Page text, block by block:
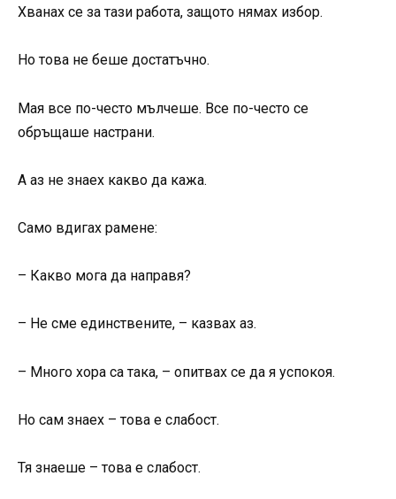
Хванах се за тази работа, защото нямах избор.
Но това не беше достатъчно.
Мая все по-често мълчеше. Все по-често се
обръщаше настрани.
А аз не знаех какво да кажа.
Само вдигах рамене:
– Какво мога да направя?
– Не сме единствените, – казвах аз.
– Много хора са така, – опитвах се да я успокоя.
Но сам знаех – това е слабост.
Тя знаеше – това е слабост.